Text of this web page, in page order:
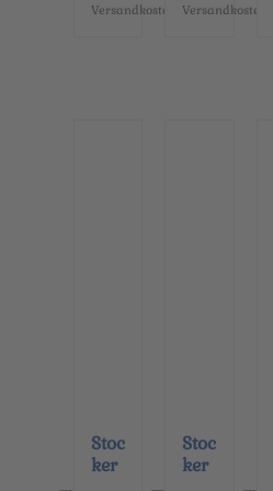
Versandkosten
Versandkosten
Stoc
ker
Stoc
ker